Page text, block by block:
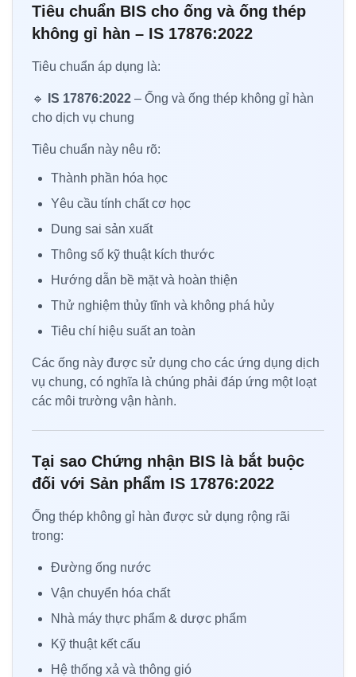
Tiêu chuẩn BIS cho ống và ống thép
không gỉ hàn – IS 17876:2022
Tiêu chuẩn áp dụng là:
🔹 IS 17876:2022 – Ống và ống thép không gỉ hàn
cho dịch vụ chung
Tiêu chuẩn này nêu rõ:
Thành phần hóa học
Yêu cầu tính chất cơ học
Dung sai sản xuất
Thông số kỹ thuật kích thước
Hướng dẫn bề mặt và hoàn thiện
Thử nghiệm thủy tĩnh và không phá hủy
Tiêu chí hiệu suất an toàn
Các ống này được sử dụng cho các ứng dụng dịch
vụ chung, có nghĩa là chúng phải đáp ứng một loạt
các môi trường vận hành.
Tại sao Chứng nhận BIS là bắt buộc
đối với Sản phẩm IS 17876:2022
Ống thép không gỉ hàn được sử dụng rộng rãi
trong:
Đường ống nước
Vận chuyển hóa chất
Nhà máy thực phẩm & dược phẩm
Kỹ thuật kết cấu
Hệ thống xả và thông gió